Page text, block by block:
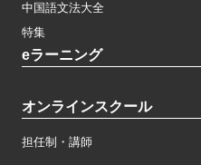
中国語文法大全
特集
eラーニング
オンラインスクール
担任制・講師